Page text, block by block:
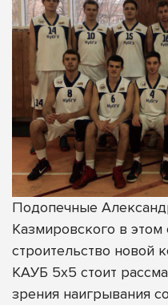
Подопечные
Казмировского в этом
строительство новой
КАУБ 5х5 стоит
зрения наигрывания